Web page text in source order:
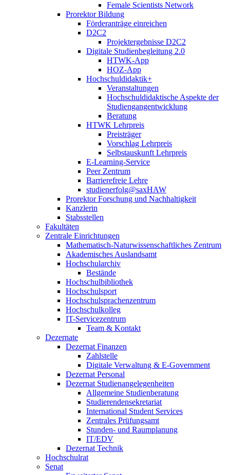
Female Scientists Network
Prorektor Bildung
Förderanträge einreichen
D2C2
Projektergebnisse D2C2
Digitale Studienbegleitung 2.0
HTWK-App
HOZ-App
Hochschuldidaktik+
Veranstaltungen
Hochschuldidaktische Aspekte der
Studiengangentwicklung
Beratung
HTWK Lehrpreis
Preisträger
Vorschlag Lehrpreis
Selbstauskunft Lehrpreis
E-Learning-Service
Peer Zentrum
Barrierefreie Lehre
studienerfolg@saxHAW
Prorektor Forschung und Nachhaltigkeit
Kanzlerin
Stabsstellen
Fakultäten
Zentrale Einrichtungen
Mathematisch-Naturwissenschaftliches Zentrum
Akademisches Auslandsamt
Hochschularchiv
Bestände
Hochschulbibliothek
Hochschulsport
Hochschulsprachenzentrum
Hochschulkolleg
IT-Servicezentrum
Team & Kontakt
Dezernate
Dezernat Finanzen
Zahlstelle
Digitale Verwaltung & E-Government
Dezernat Personal
Dezernat Studienangelegenheiten
Allgemeine Studienberatung
Studierendensekretariat
International Student Services
Zentrales Prüfungsamt
Stunden- und Raumplanung
IT/EDV
Dezernat Technik
Hochschulrat
Senat